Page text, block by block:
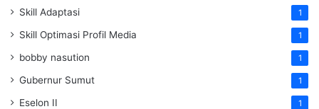
Skill Adaptasi 1
Skill Optimasi Profil Media 1
bobby nasution 1
Gubernur Sumut 1
Eselon II 1